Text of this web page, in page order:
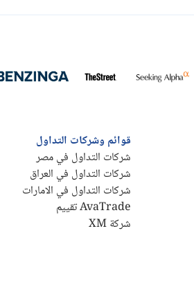
قوائم وشركات التداول
شركات التداول في مصر
شركات التداول في العراق
شركات التداول في الامارات
AvaTrade تقييم
شركة XM